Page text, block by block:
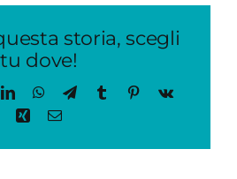
storia, scegli
tu dove!
LinkedInWhatsApp
TelegramTumblrPinterest
Vk
Xing Email